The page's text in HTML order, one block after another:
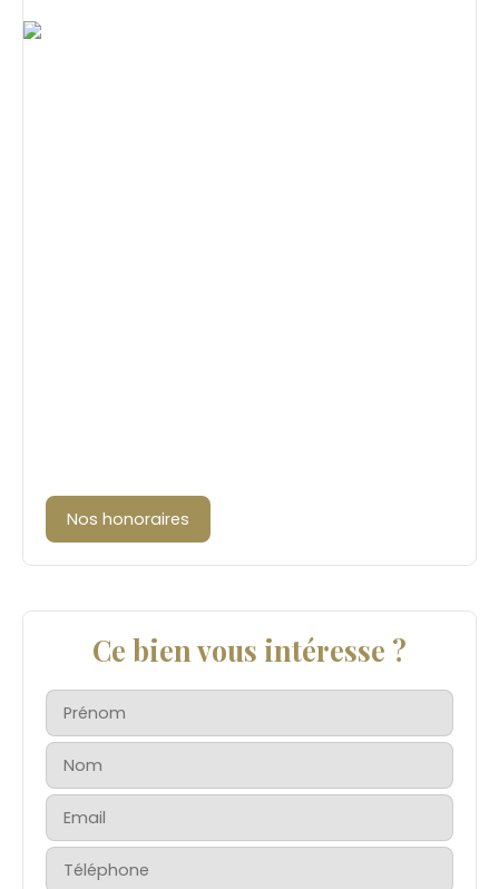
Nos honoraires
Ce bien vous intéresse ?
Prénom
Nom
Email
Téléphone